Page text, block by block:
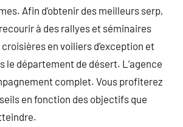
Afin d’obtenir des meilleurs serp,
à des rallyes et séminaires
en voiliers d’exception et
le département de désert. L’agence
complet. Vous profiterez
en fonction des objectifs que